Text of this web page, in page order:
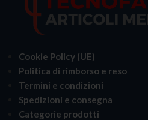
Cookie Policy (UE)
Politica di rimborso e reso
Termini e condizioni
Spedizioni e consegna
Categorie prodotti